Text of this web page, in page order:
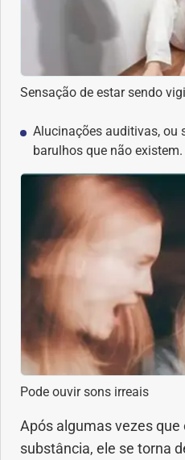
Saúde dos Dentes
Saúde dos rins
Saúde mental
Sono
SUS
Urgências
Sensação de estar sendo
Alucinações auditivas, ou
barulhos que não existem.
Pode ouvir sons irreais
Após algumas vezes que
substância, ele se torna